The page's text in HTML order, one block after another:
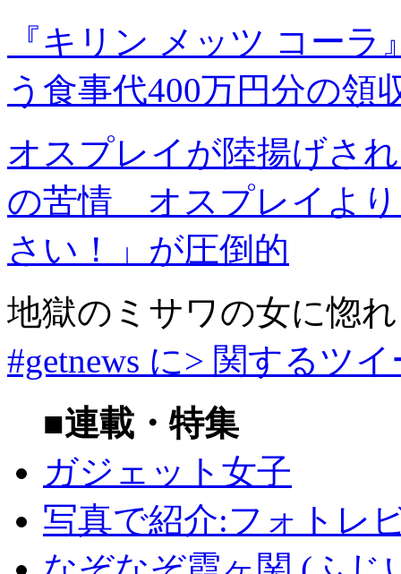
『キリン メッツ コー
う食事代400万円分の領
オスプレイが陸揚げさ
の苦情 オスプレイより
さい！」が圧倒的
地獄のミサワの女に惚
#getnews に> 関するツ
■連載・特集
ガジェット女子
写真で紹介:フォトレ